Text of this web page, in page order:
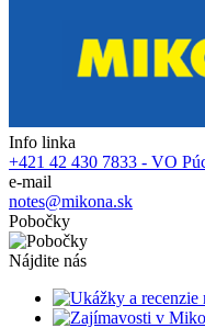
Info linka
+421 42 430 7833 - VO
e-mail
notes@mikona.sk
Pobočky
Nájdite nás